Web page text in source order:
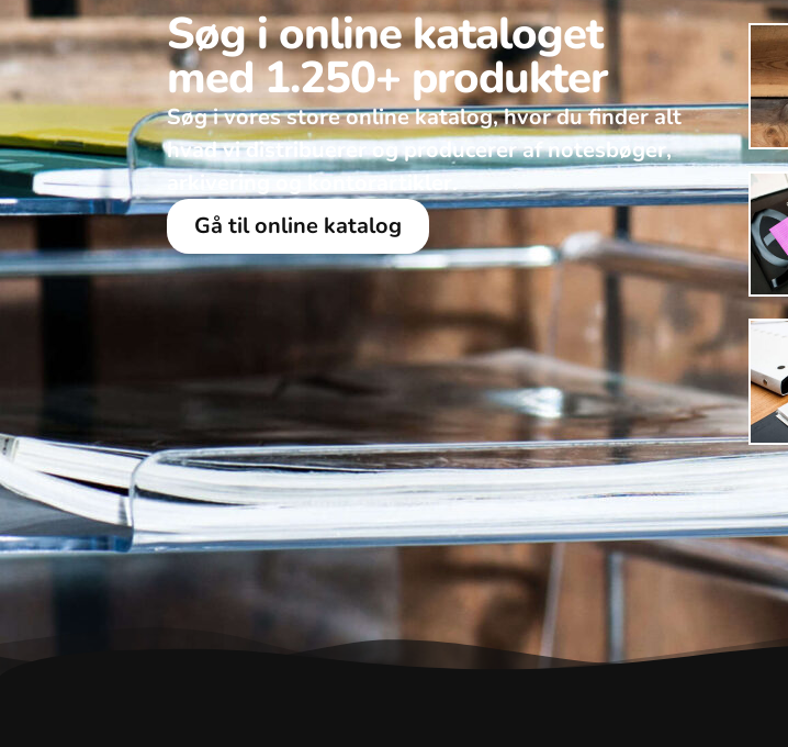
Søg i online kataloget
med 1.250+ produkter
Søg i vores store online katalog, hvor du finder alt
hvad vi distribuerer og producerer af notesbøger,
arkivering og kontorartikler. ​
Gå til online katalog